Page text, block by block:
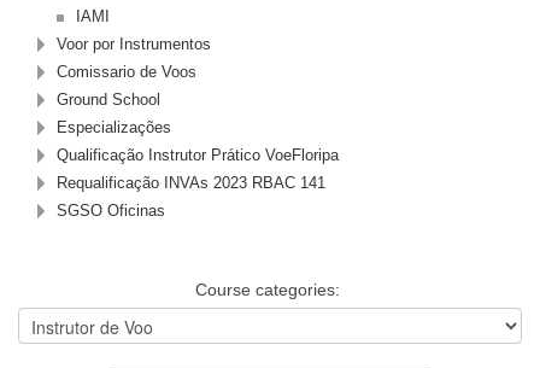
IAMI
Voor por Instrumentos
Comissario de Voos
Ground School
Especializações
Qualificação Instrutor Prático VoeFloripa
Requalificação INVAs 2023 RBAC 141
SGSO Oficinas
Course categories: